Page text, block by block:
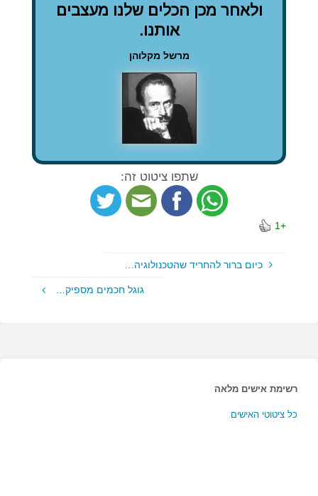
ולאחר מכן הכלים שלנו מעצבים
אותנו.
מרשל מקלוהן
שתפו ציטוט זה:
+1
כיום ברור להחריד שהטכנולוגיה…
גוגל חכמים מספיק…
רשימת אישים מלאה
כל ציטוטי האישים